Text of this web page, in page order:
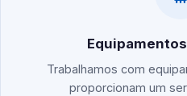
Trabalhamos com
proporcionam um